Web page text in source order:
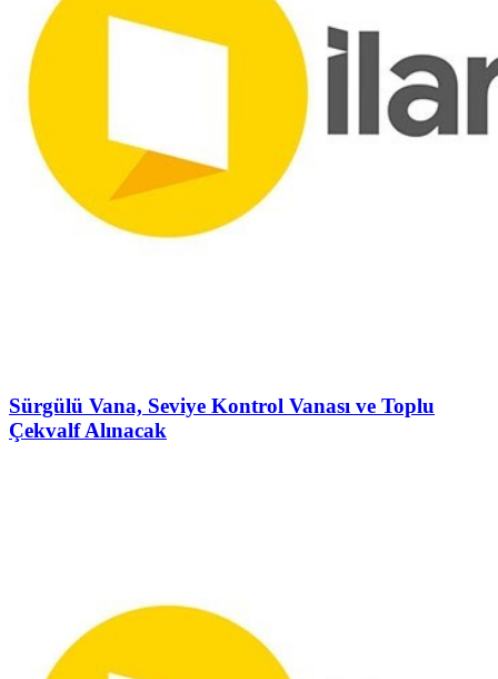
Sürgülü Vana, Seviye Kontrol Vanası ve Toplu
Çekvalf Alınacak